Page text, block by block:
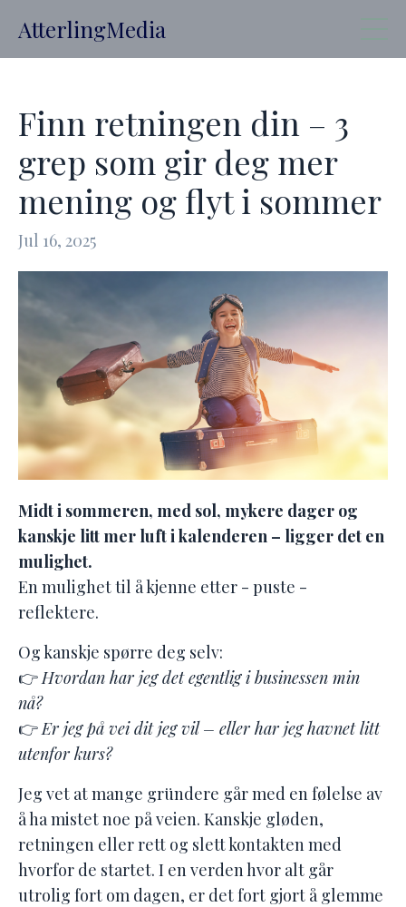
AtterlingMedia
Finn retningen din – 3
grep som gir deg mer
mening og flyt i sommer
Jul 16, 2025
Midt i sommeren, med sol, mykere dager og
kanskje litt mer luft i kalenderen – ligger det en
mulighet.
En mulighet til å kjenne etter - puste -
reflektere.
Og kanskje spørre deg selv:
👉 Hvordan har jeg det egentlig i businessen min
nå?
👉 Er jeg på vei dit jeg vil – eller har jeg havnet litt
utenfor kurs?
Jeg vet at mange gründere går med en følelse av
å ha mistet noe på veien. Kanskje gløden,
retningen eller rett og slett kontakten med
hvorfor de startet. I en verden hvor alt går
utrolig fort om dagen, er det fort gjort å glemme